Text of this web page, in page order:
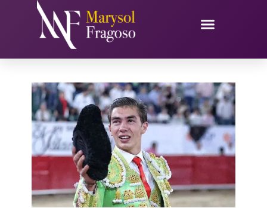
contenido